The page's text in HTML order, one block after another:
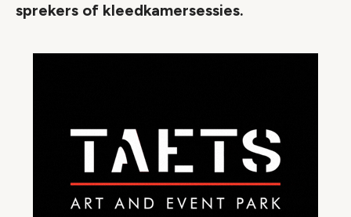
sprekers of kleedkamersessies.